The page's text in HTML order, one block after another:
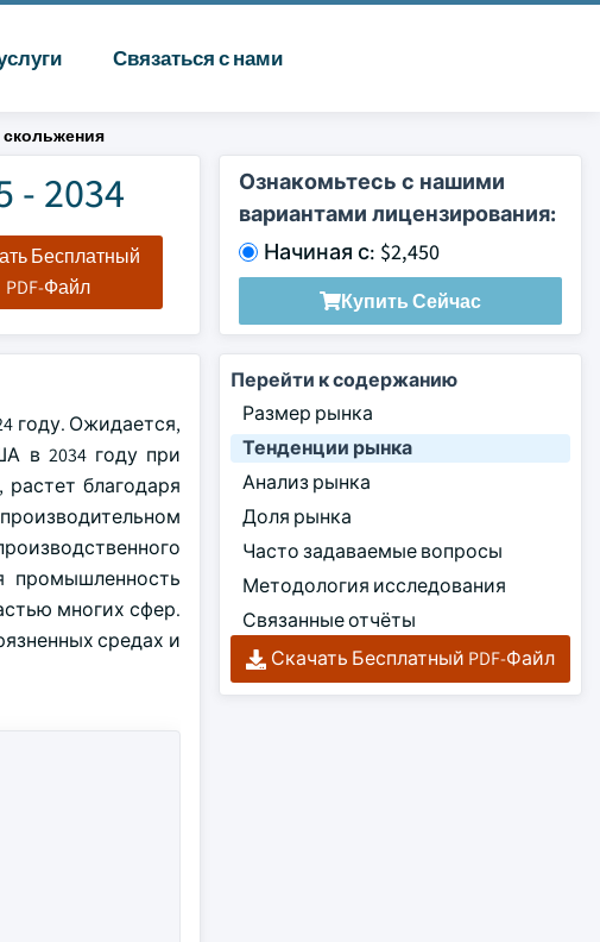
Связаться с нами
- 2034
Бесплатный
PDF-Файл
Ознакомьтесь с нашими
вариантами лицензирования:
Начиная с: $2,450
Купить Сейчас
году. Ожидается,
в 2034 году при
благодаря
промышленность
многих сфер.
средах и
Перейти к содержанию
Размер рынка
Тенденции рынка
Анализ рынка
Доля рынка
Часто задаваемые вопросы
Методология исследования
Связанные отчёты
Скачать Бесплатный PDF-Файл